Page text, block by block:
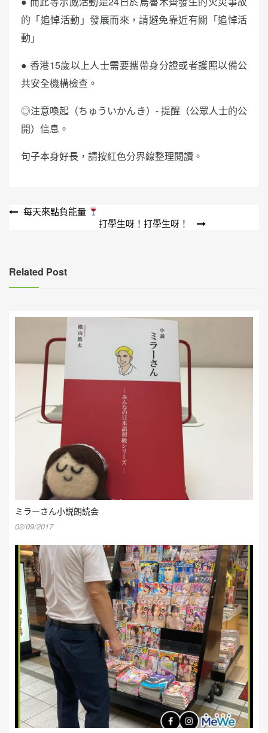
的「追悼活動」發展而來，請避免靠近有關「追悼活
動」
● 香港15歲以上人士需要攜帶身分證或者護照以備公
共安全機構檢查。
◎注意喚起（ちゅういかんき）- 提醒（公眾人士的公
開）信息。
句子本身好長，請按紅色分界線整理閱讀。
文
覽
每天來點負能量
打學生呀！打學生呀！
Related Post
ミラーさん小説朗読会
02/09/2017